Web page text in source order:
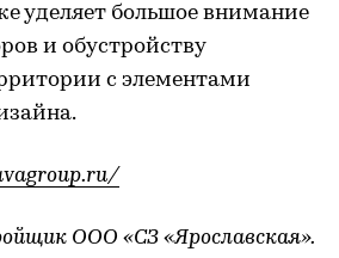
уделяет большое внимание
и обустройству
с элементами
ООО «СЗ «Ярославская».